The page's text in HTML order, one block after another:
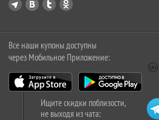
Все наши купоны доступны
через Мобильное Приложение:
Ищите скидки поблизости,
не выходя из чата: